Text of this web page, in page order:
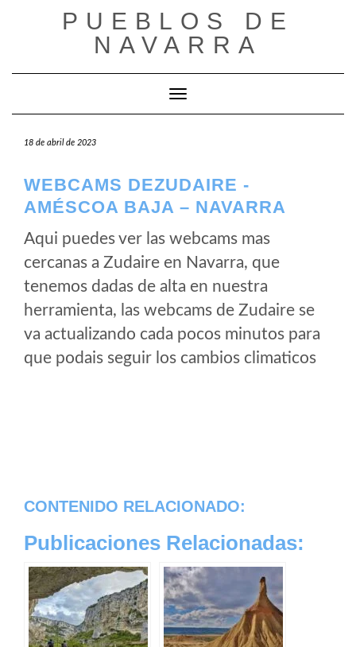
PUEBLOS DE
NAVARRA
Cambiar modo de navegación
18 de abril de 2023
WEBCAMS DEZUDAIRE -
AMÉSCOA BAJA – NAVARRA
Aqui puedes ver las webcams mas
cercanas a Zudaire en Navarra, que
tenemos dadas de alta en nuestra
herramienta, las webcams de Zudaire se
va actualizando cada pocos minutos para
que podais seguir los cambios climaticos
CONTENIDO RELACIONADO:
Publicaciones Relacionadas: